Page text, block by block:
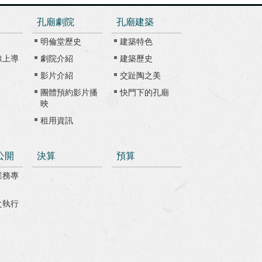
上導
孔廟劇院
明倫堂歷史
劇院介紹
影片介紹
團體預約影片播
映
租用資訊
孔廟建築
建築特色
建築歷史
交趾陶之美
快門下的孔廟
開
務專
執行
決算 預算